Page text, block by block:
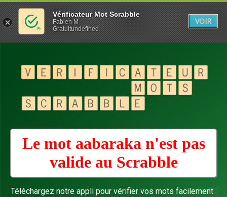
Le mot aabaraka n'est pas
valide au Scrabble
Téléchargez notre appli pour vérifier vos mots facilement :
Vérificateur Mot Scrabble
Fabien M
Gratuitundefined
VOIR